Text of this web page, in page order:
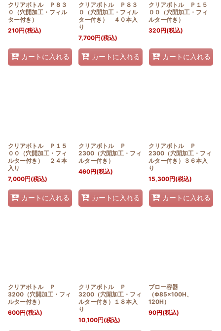
クリアボトル Ｐ８３
０（穴開加工・フィル
ター付き）
210円(税込)
カートに入れる
クリアボトル Ｐ８３
０（穴開加工・フィル
ター付き） ４０本入
り
7,700円(税込)
カートに入れる
クリアボトル Ｐ１５
００（穴開加工・フィ
ルター付き）
320円(税込)
カートに入れる
クリアボトル Ｐ１５
００（穴開加工・フィ
ルター付き） ２４本
入り
7,000円(税込)
カートに入れる
クリアボトル Ｐ
2300（穴開加工・フィ
ルター付き）
460円(税込)
カートに入れる
クリアボトル Ｐ
2300（穴開加工・フィ
ルター付き）３６本入
り
15,300円(税込)
カートに入れる
クリアボトル Ｐ
3200（穴開加工・フィ
ルター付き）
600円(税込)
クリアボトル Ｐ
3200（穴開加工・フィ
ルター付き）１８本入
り
10,100円(税込)
ブロー容器
（Φ85×100H、
120H）
90円(税込)